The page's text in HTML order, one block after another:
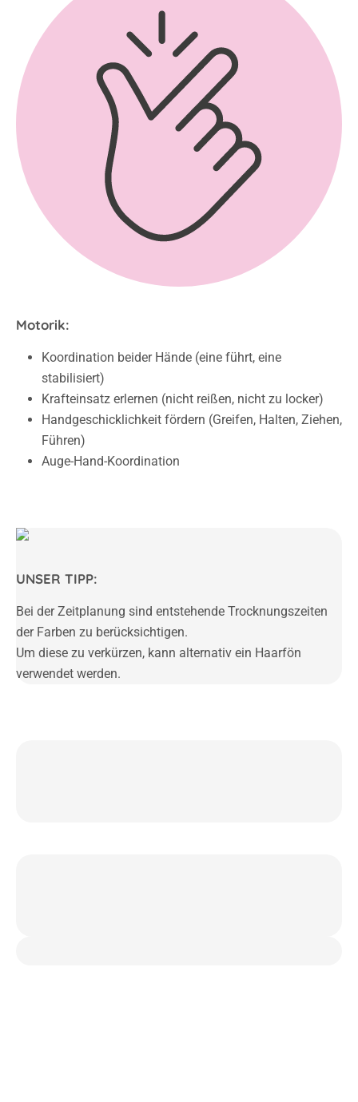
Motorik:
Koordination beider Hände (eine führt, eine
stabilisiert)
Krafteinsatz erlernen (nicht reißen, nicht zu locker)
Handgeschicklichkeit fördern (Greifen, Halten, Ziehen,
Führen)
Auge-Hand-Koordination
UNSER TIPP:
Bei der Zeitplanung sind entstehende Trocknungszeiten
der Farben zu berücksichtigen.
Um diese zu verkürzen, kann alternativ ein Haarfön
verwendet werden.